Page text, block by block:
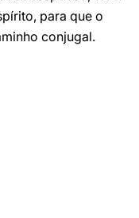
para que o
conjugal.